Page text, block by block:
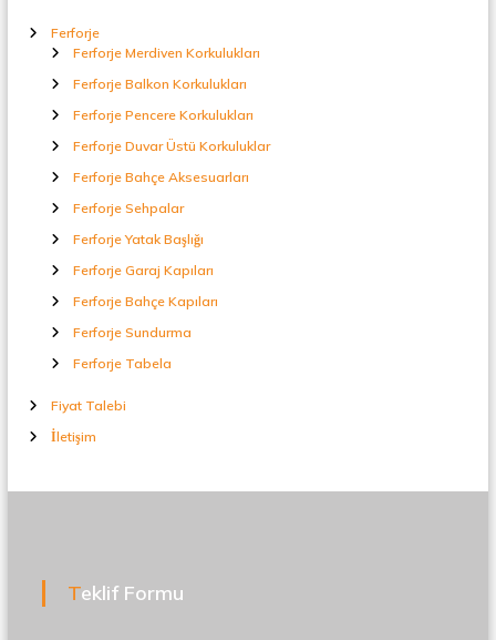
Ferforje
Ferforje Merdiven Korkulukları
Ferforje Balkon Korkulukları
Ferforje Pencere Korkulukları
Ferforje Duvar Üstü Korkuluklar
Ferforje Bahçe Aksesuarları
Ferforje Sehpalar
Ferforje Yatak Başlığı
Ferforje Garaj Kapıları
Ferforje Bahçe Kapıları
Ferforje Sundurma
Ferforje Tabela
Fiyat Talebi
İletişim
Teklif Formu